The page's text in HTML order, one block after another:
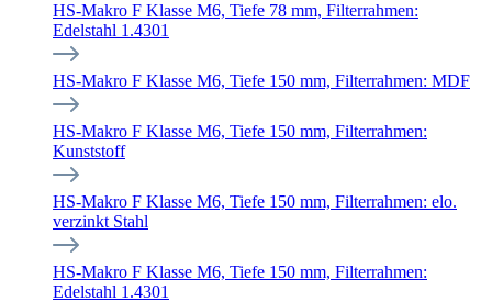
HS-Makro F Klasse M6, Tiefe 78 mm, Filterrahmen:
Edelstahl 1.4301
HS-Makro F Klasse M6, Tiefe 150 mm, Filterrahmen: MDF
HS-Makro F Klasse M6, Tiefe 150 mm, Filterrahmen:
Kunststoff
HS-Makro F Klasse M6, Tiefe 150 mm, Filterrahmen: elo.
verzinkt Stahl
HS-Makro F Klasse M6, Tiefe 150 mm, Filterrahmen:
Edelstahl 1.4301